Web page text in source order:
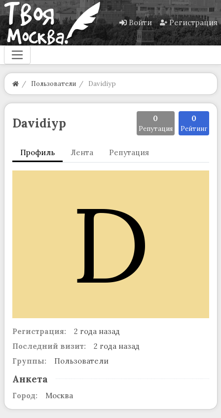
Войти Регистрация
Пользователи Davidiyp
Davidiyp 0
Репутация
0
Рейтинг
Профиль Лента Репутация
D
Регистрация:
2 года назад
Последний визит:
2 года назад
Группы:
Пользователи
Анкета
Город: Москва